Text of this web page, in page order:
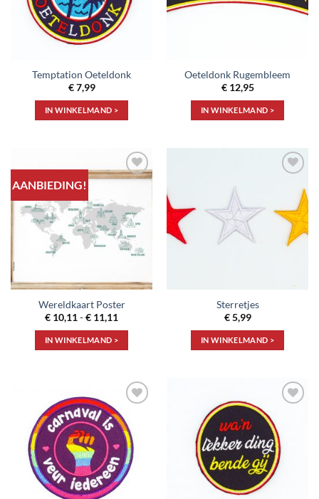
Temptation Oeteldonk
€7,99
IN WINKELMAND >
Oeteldonk Rugembleem
€12,95
IN WINKELMAND >
AANBIEDING!
Toevoegen
verlanglijst
Wereldkaart Poster
€ 10,11-€ 11,11Prijsklasse:
€ 11,11
IN WINKELMAND >
meerdere
variaties.
Deze
optie
kan
gekozen
worden
verlanglijst
Sterretjes
€5,99
IN WINKELMAND >
Toevoegen
aan
verlanglijst
Toevoegen
aan
verlanglijst